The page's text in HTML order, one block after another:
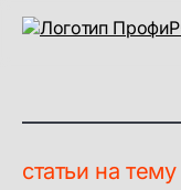
статьи на